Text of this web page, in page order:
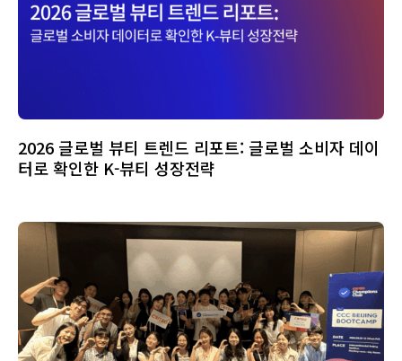
2026 글로벌 뷰티 트렌드 리포트: 글로벌 소비자 데이
터로 확인한 K-뷰티 성장전략